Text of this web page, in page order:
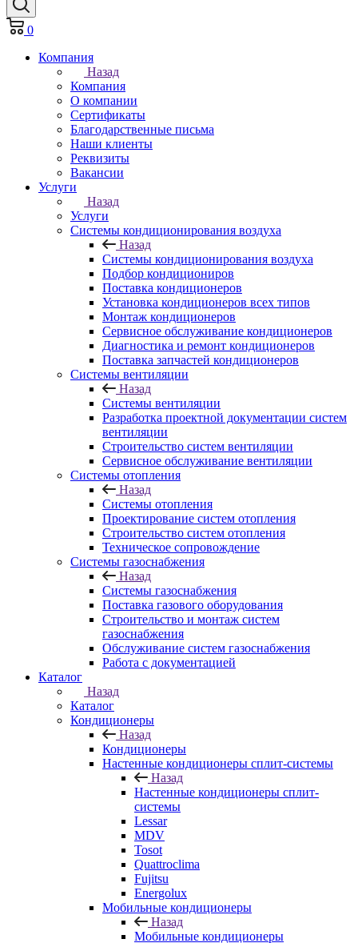
0
Компания
Назад
Компания
О компании
Сертификаты
Благодарственные письма
Наши клиенты
Реквизиты
Вакансии
Услуги
Назад
Услуги
Системы кондиционирования воздуха
Назад
Системы кондиционирования воздуха
Подбор кондициониров
Поставка кондиционеров
Установка кондиционеров всех типов
Монтаж кондиционеров
Сервисное обслуживание кондиционеров
Диагностика и ремонт кондиционеров
Поставка запчастей кондиционеров
Системы вентиляции
Назад
Системы вентиляции
Разработка проектной документации систем
вентиляции
Строительство систем вентиляции
Сервисное обслуживание вентиляции
Системы отопления
Назад
Системы отопления
Проектирование систем отопления
Строительство систем отопления
Техническое сопровождение
Системы газоснабжения
Назад
Системы газоснабжения
Поставка газового оборудования
Строительство и монтаж систем
газоснабжения
Обслуживание систем газоснабжения
Работа с документацией
Каталог
Назад
Каталог
Кондиционеры
Назад
Кондиционеры
Настенные кондиционеры сплит-системы
Назад
Настенные кондиционеры сплит-
системы
Lessar
MDV
Tosot
Quattroclima
Fujitsu
Energolux
Мобильные кондиционеры
Назад
Мобильные кондиционеры